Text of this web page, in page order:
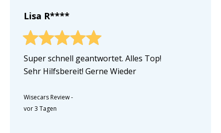
Lisa R****
Super schnell geantwortet. Alles Top!
Sehr Hilfsbereit! Gerne Wieder
Wisecars Review-
vor 3 Tagen